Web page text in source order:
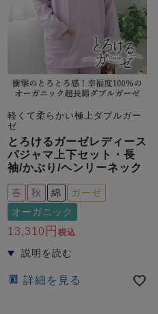
軽くて柔らかい極上ダブルガー
ゼ
とろけるガーゼレディース
パジャマ上下セット・長
袖/かぶり/ヘンリーネック
春 秋 綿
ガーゼ
オーガニック
13,310 税込
詳細を見る